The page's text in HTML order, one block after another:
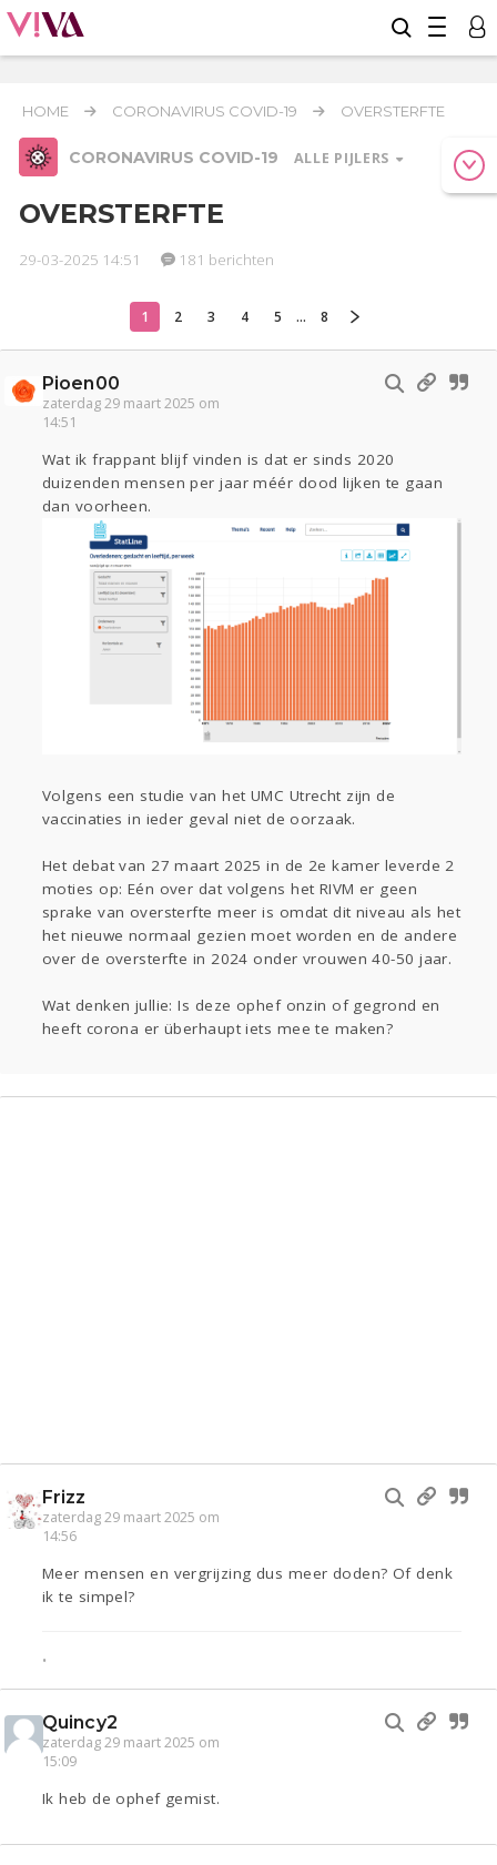
HOME CORONAVIRUS COVID-19 OVERSTERFTE
CORONAVIRUS COVID-19 ALLE PIJLERS
Relaties Werk & Studie Geld & Recht
Coronavirus
Actueel Oekraïne
Kinderen
Zwanger
Psyche Thuis
Sport
Contact Viva zoekt
Aangeboden
Gevraagd
OVERSTERFTE
29-03-2025 14:51 181 berichten
1 2 3 4 5 ... 8
Pioen00
zaterdag 29 maart 2025 om
14:51
Wat ik frappant blijf vinden is dat er sinds 2020
duizenden mensen per jaar méér dood lijken te gaan
dan voorheen.
Volgens een studie van het UMC Utrecht zijn de
vaccinaties in ieder geval niet de oorzaak.
Het debat van 27 maart 2025 in de 2e kamer leverde 2
moties op: Eén over dat volgens het RIVM er geen
sprake van oversterfte meer is omdat dit niveau als het
het nieuwe normaal gezien moet worden en de andere
over de oversterfte in 2024 onder vrouwen 40-50 jaar.
Wat denken jullie: Is deze ophef onzin of gegrond en
heeft corona er überhaupt iets mee te maken?
Frizz
zaterdag 29 maart 2025 om
14:56
Meer mensen en vergrijzing dus meer doden? Of denk
ik te simpel?
•
Quincy2
zaterdag 29 maart 2025 om
15:09
Ik heb de ophef gemist.